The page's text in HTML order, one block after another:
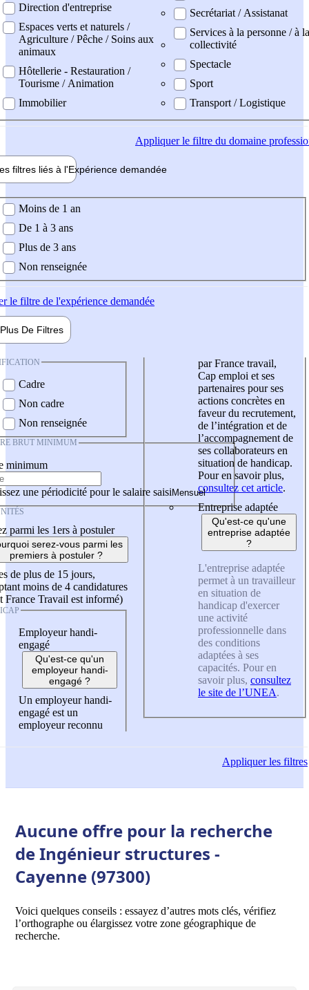
Direction d'entreprise
Espaces verts et naturels /
Agriculture / Pêche / Soins aux
animaux
Hôtellerie - Restauration /
Tourisme / Animation
Immobilier
Secrétariat / Assistanat
Services à la personne / à la
collectivité
Spectacle
Sport
Transport / Logistique
Appliquerle filtre du domaine
filtres liés à l'Expérience demandée
demandée
Moins de 1 an
De 1 à 3 ans
Plus de 3 ans
Non renseignée
le filtre de l'expérience demandée
Plus De Filtres
Cadre
Non cadre
Non renseignée
BRUT MINIMUM
minimum
une périodicité pour le salaire saisi
parmi les 1ers à postuler
serez-vous parmi les
premiers à postuler ?
de plus de 15 jours,
moins de 4 candidatures
France Travail est informé)
Employeur handi-
engagé
Qu'est-ce qu'un
employeur handi-
engagé ?
Un employeur handi-
engagé est un
employeur reconnu
par France travail,
Cap emploi et ses
partenaires pour ses
actions concrètes en
faveur du recrutement,
de l’intégration et de
l’accompagnement de
ses collaborateurs en
situation de handicap.
Pour en savoir plus,
consultez cet article.
Entreprise adaptée
Qu'est-ce qu'une
entreprise adaptée
?
L'entreprise adaptée
permet à un travailleur
en situation de
handicap d'exercer
une activité
professionnelle dans
des conditions
adaptées à ses
capacités. Pour en
savoir plus, consultez
le site de l’UNEA.
Appliquerles filtres
Aucune offre pour la recherche
de Ingénieur structures -
Cayenne (97300)
Voici quelques conseils : essayez d’autres mots clés, vérifiez
l’orthographe ou élargissez votre zone géographique de
recherche.